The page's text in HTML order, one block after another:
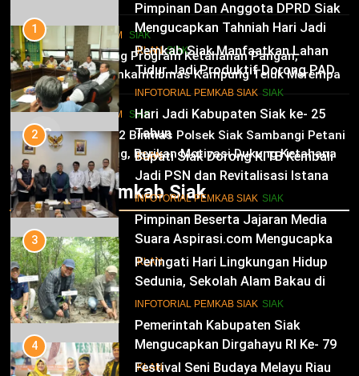
Pimpinan Dan Anggota DPRD Siak
Mengucapkan Tahniah Hari Jadi
Kabupaten Siak Ke-25 Tahun
IKLAN SIAK
11
Hari Jadi Kabupaten Siak ke- 25
Tahun
IKLAN
12
Pimpinan Beserta Jajaran Media
Suara Aspirasi.com Mengucapkan
Selamat HUT RI Ke-79
IKLAN
13
Pemerintah Kabupaten Siak
Mengucapkan Dirgahayu RI Ke- 79
IKLAN
02
HUKRIM SIAK
Dukung Program Ketahanan Pangan,
Bhabinkamtibmas Kampung Teluk Merempan
Tinjau Tanaman Jagung Waga
03
HUKRIM SIAK
Panit 2 Binmas Polsek Siak Sambangi Petani
Jagung, Berikan Motivasi Dukung Ketahanan
Pangan Nasional
Infotorial Pemkab Siak
1
Pemkab Siak Manfaatkan Lahan
Tidur Jadi Produktif Dorong PAD
dan Kesejahteraan Warga
INFOTORIAL PEMKAB SIAK SIAK
2
Bupati Siak Dorong KITB Kembali
Jadi PSN dan Revitalisasi Istana
Kesultanan Siak
INFOTORIAL PEMKAB SIAK SIAK
3
Peringati Hari Lingkungan Hidup
Sedunia, Sekolah Alam Bakau di
Siak Cetak Generasi Penjaga
Pesisir
INFOTORIAL PEMKAB SIAK SIAK
4
Festival Seni Budaya Melayu Riau